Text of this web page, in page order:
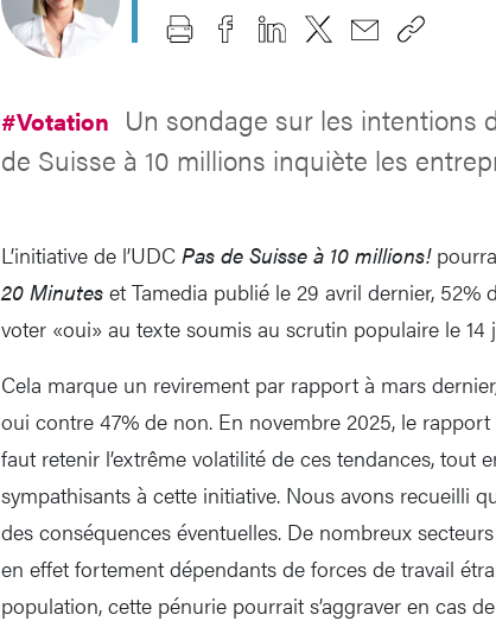
#Votation Un sondage sur les intentions
de Suisse à 10 millions inquiète les
L’initiative de l’UDC Pas de Suisse à 10 millions!
20 Minutes et Tamedia publié le 29 avril dernier, 52%
voter «oui» au texte soumis au scrutin populaire le 14
Cela marque un revirement par rapport à mars
oui contre 47% de non. En novembre 2025, le
faut retenir l’extrême volatilité de ces tendances, tout
sympathisants à cette initiative. Nous avons recueilli
des conséquences éventuelles. De nombreux
en effet fortement dépendants de forces de travail
population, cette pénurie pourrait s’aggraver en cas